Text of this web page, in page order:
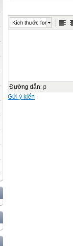
Kích thước font
Đường dẫn: p
Gửi ý kiến